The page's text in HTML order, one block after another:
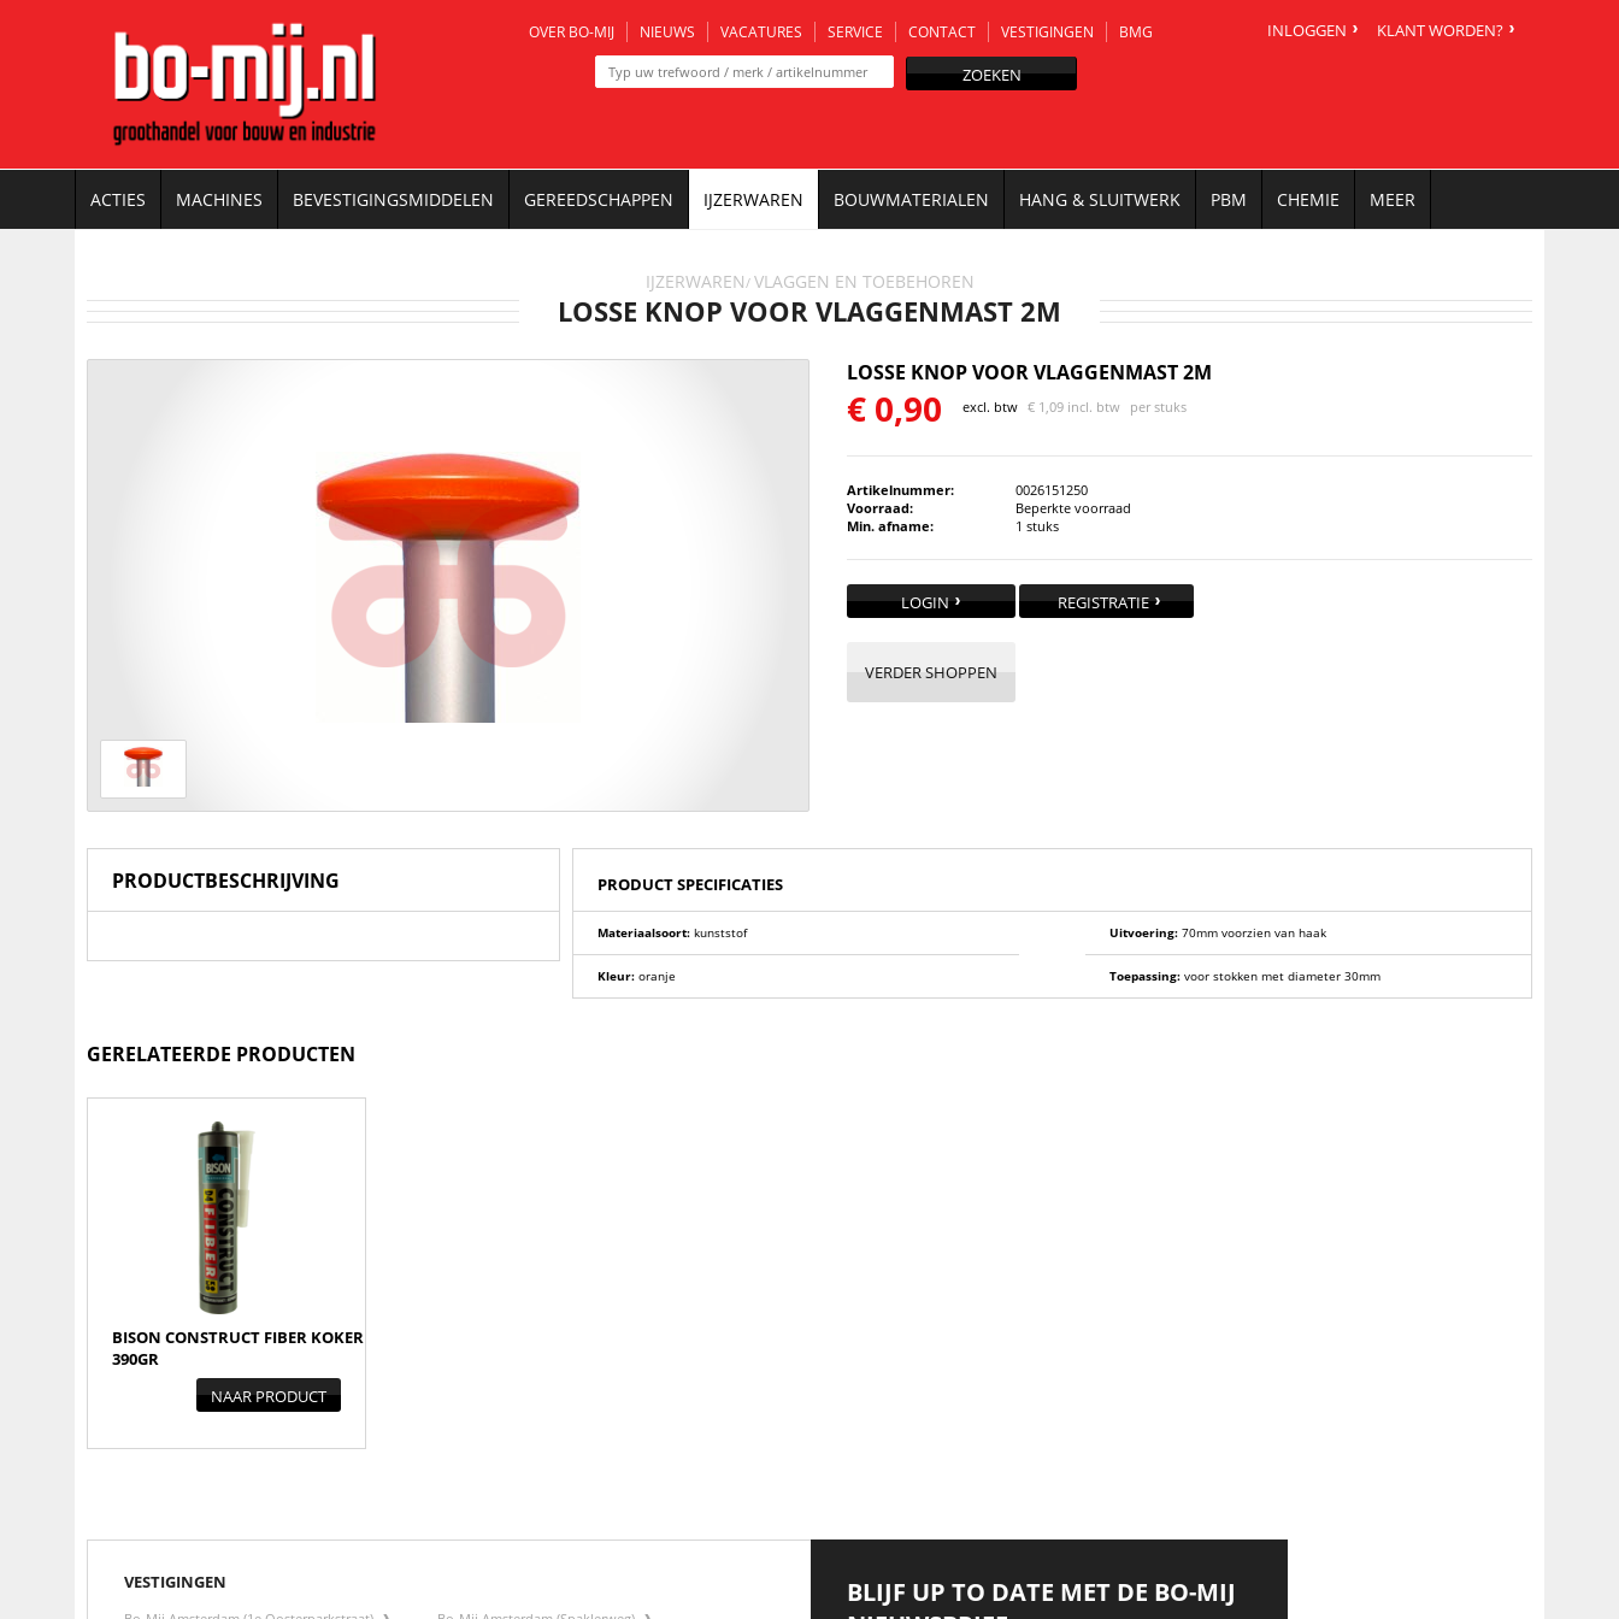
OVER BO-MIJ NIEUWS VACATURES SERVICE CONTACT VESTIGINGEN BMG
ZOEKEN
INLOGGEN KLANT WORDEN?
ACTIES MACHINES BEVESTIGINGSMIDDELEN GEREEDSCHAPPEN IJZERWAREN BOUWMATERIALEN HANG & SLUITWERK PBM CHEMIE MEER
IJZERWAREN/ VLAGGEN EN TOEBEHOREN
LOSSE KNOP VOOR VLAGGENMAST 2M
LOSSE KNOP VOOR VLAGGENMAST 2M
€ 0,90 excl. btw € 1,09 incl. btw per stuks
Artikelnummer:
0026151250
Voorraad:
Beperkte voorraad
Min. afname:
1 stuks
LOGIN REGISTRATIE
VERDER SHOPPEN
PRODUCTBESCHRIJVING PRODUCT SPECIFICATIES
Materiaalsoort: kunststof
Kleur: oranje
Uitvoering: 70mm voorzien van haak
Toepassing: voor stokken met diameter 30mm
GERELATEERDE PRODUCTEN
BISON CONSTRUCT FIBER KOKER
390GR
NAAR PRODUCT
VESTIGINGEN
BLIJF UP TO DATE MET DE BO-MIJ